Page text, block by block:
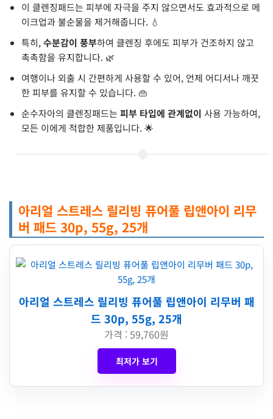
이 클렌징패드는 피부에 자극을 주지 않으면서도 효과적으로 메
이크업과 불순물을 제거해줍니다. 💧
특히,수분감이 풍부하여 클렌징 후에도 피부가 건조하지 않고
촉촉함을 유지합니다. 🌿
여행이나 외출 시 간편하게 사용할 수 있어, 언제 어디서나 깨끗
한 피부를 유지할 수 있습니다. 👜
순수자아의 클렌징패드는 피부 타입에 관계없이 사용 가능하여,
모든 이에게 적합한 제품입니다. 🌟
아리얼 스트레스 릴리빙 퓨어풀 립앤아이 리무
버 패드 30p, 55g, 25개
아리얼 스트레스 릴리빙 퓨어풀 립앤아이 리무버 패
드 30p, 55g, 25개
가격 : 59,760원
최저가 보기